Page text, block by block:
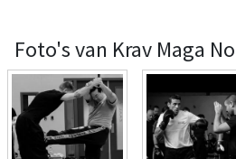
Foto's van Krav Maga